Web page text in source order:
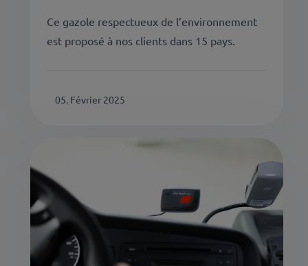
Ce gazole respectueux de l’environnement
est proposé à nos clients dans 15 pays.
05. Février 2025